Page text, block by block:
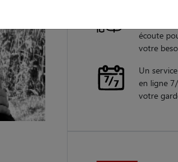
écoute
votre
Un
en ligne
votre